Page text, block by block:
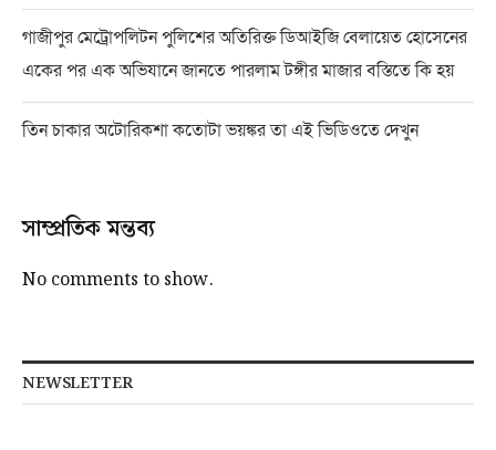
গাজীপুর মেট্রোপলিটন পুলিশের অতিরিক্ত ডিআইজি বেলায়েত হোসেনের
একের পর এক অভিযানে জানতে পারলাম টঙ্গীর মাজার বস্তিতে কি হয়
তিন চাকার অটোরিকশা কতোটা ভয়ঙ্কর তা এই ভিডিওতে দেখুন
সাম্প্রতিক মন্তব্য
No comments to show.
NEWSLETTER